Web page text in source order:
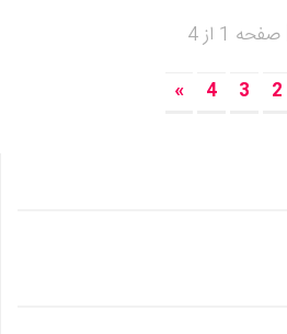
صفحه 1 از 4
2
3
4
»